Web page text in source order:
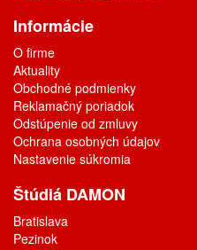
Informácie
O firme
Aktuality
Obchodné podmienky
Reklamačný poriadok
Odstúpenie od zmluvy
Ochrana osobných údajov
Nastavenie súkromia
Štúdiá DAMON
Bratislava
Pezinok